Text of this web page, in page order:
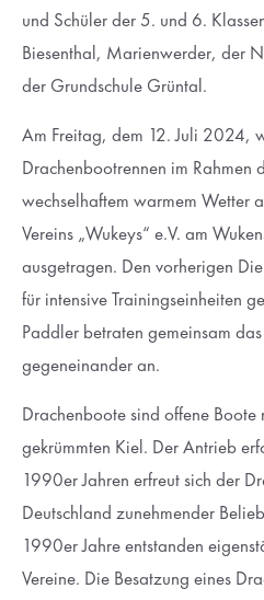
Lorem ipsum dolor sit amet:
We offer support for our customers
Mon - Fri 8:00am - 5:00pm(GMT
Get in touch
Cybersteel Inc.
376-293 City Road, Suite 600
San Francisco, CA 94102
Have any questions?
+44 1234 567 890
Drop us a line
info@yourdomain.com
und Schüler der 5. und 6.
Biesenthal, Marienwerder, der
der Grundschule Grüntal.
Am Freitag, dem 12. Juli 2024,
Drachenbootrennen im Rahmen
wechselhaftem warmem Wetter
Vereins „Wukeys“ e.V. am
ausgetragen. Den vorherigen
für intensive Trainingseinheiten
Paddler betraten gemeinsam
gegeneinander an.
Drachenboote sind offene
gekrümmten Kiel. Der Antrieb
1990er Jahren erfreut sich der
Deutschland zunehmender
1990er Jahre entstanden
Vereine. Die Besatzung eines